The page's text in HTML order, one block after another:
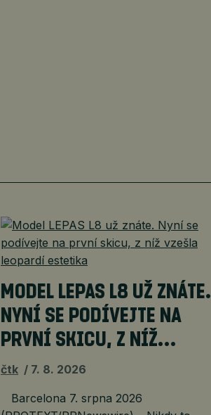
MODEL LEPAS L8 UŽ ZNÁTE.
NYNÍ SE PODÍVEJTE NA
PRVNÍ SKICU, Z NÍŽ…
čtk 7. 8. 2026
Barcelona 7. srpna 2026